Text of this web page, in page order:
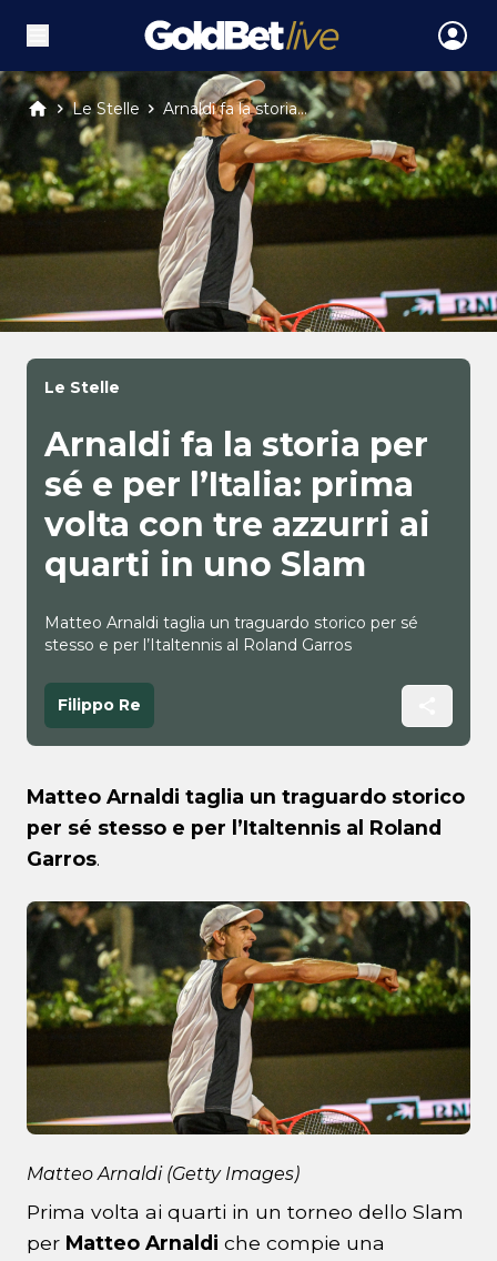
Le Stelle Arnaldi fa la storia...
Le Stelle
Arnaldi fa la storia per
sé e per l’Italia: prima
volta con tre azzurri ai
quarti in uno Slam
Matteo Arnaldi taglia un traguardo storico per sé
stesso e per l’Italtennis al Roland Garros
Filippo Re
Matteo Arnaldi taglia un traguardo storico
per sé stesso e per l’Italtennis al Roland
Garros.
Matteo Arnaldi (Getty Images)
Prima volta ai quarti in un torneo dello Slam
per Matteo Arnaldi che compie una